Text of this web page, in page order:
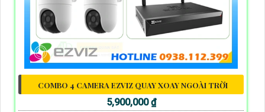
COMBO 4 CAMERA EZVIZ QUAY XOAY NGOÀI TRỜI
5,900,000 ₫